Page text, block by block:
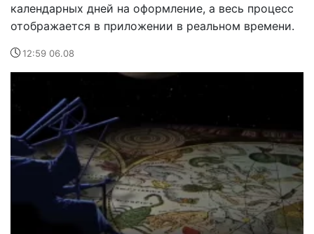
календарных дней на оформление, а весь процесс
отображается в приложении в реальном времени.
12:59 06.08